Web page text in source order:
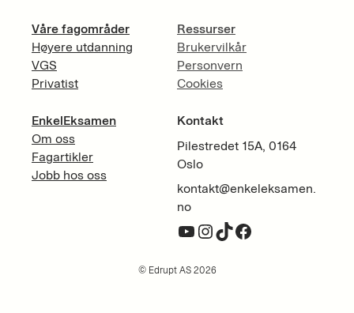
Våre fagområder
Høyere utdanning
VGS
Privatist
EnkelEksamen
Om oss
Fagartikler
Jobb hos oss
Ressurser
Brukervilkår
Personvern
Cookies
Kontakt
Pilestredet 15A, 0164
Oslo
kontakt@enkeleksamen.
no
YouTube InstagramTikTok Facebook
© Edrupt AS 2026